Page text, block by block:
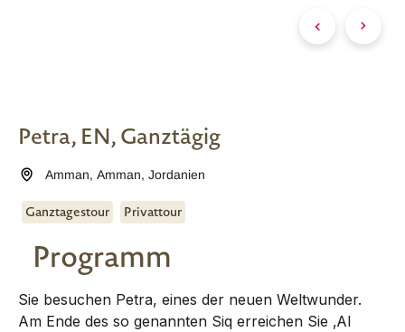
Petra, EN, Ganztägig
Amman,Amman,Jordanien
Ganztagestour Privattour
Programm
Sie besuchen Petra, eines der neuen Weltwunder.
Am Ende des so genannten Siq erreichen Sie ‚Al